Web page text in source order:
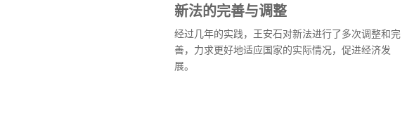
新法的完善与调整
经过几年的实践，王安石对新法进行了多次调整和完
善，力求更好地适应国家的实际情况，促进经济发
展。